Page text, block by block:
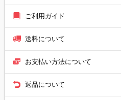
ご利用ガイド
送料について
お支払い方法について
返品について